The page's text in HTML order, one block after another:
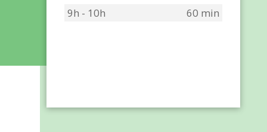
9h - 10h 60 min